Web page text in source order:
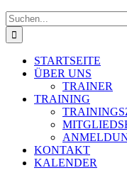
Suche
nach:
STARTSEITE
ÜBER UNS
TRAINER
TRAINING
KONTAKT
KALENDER